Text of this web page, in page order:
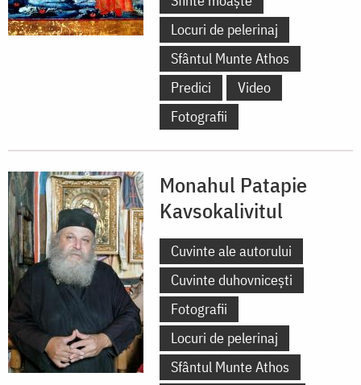
Locuri de pelerinaj
Sfântul Munte Athos
Predici
Video
Fotografii
Monahul Patapie
Kavsokalivitul
Cuvinte ale autorului
Cuvinte duhovnicești
Fotografii
Locuri de pelerinaj
Sfântul Munte Athos